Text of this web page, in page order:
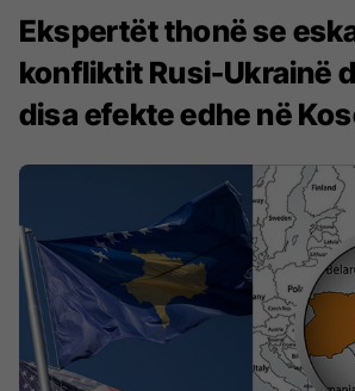
Ekspertët thonë se
konfliktit Rusi-Ukrainë
disa efekte edhe në